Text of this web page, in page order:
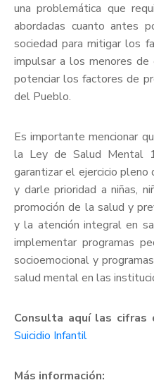
una problemática que
abordadas cuanto antes
sociedad para mitigar los
impulsar a los menores
potenciar los factores de
del Pueblo.
Es importante mencionar
la Ley de Salud Mental
garantizar el ejercicio
y darle prioridad a niñas,
promoción de la salud y
y la atención integral en
implementar programas
socioemocional y
salud mental en las
Consulta aquí las cifras
Suicidio Infantil
Más información: